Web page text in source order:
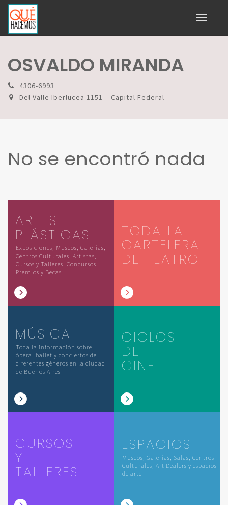
Toggle
OSVALDO MIRANDA
4306-6993
Del Valle Iberlucea 1151 – Capital Federal
No se encontró nada
ARTES
PLÁSTICAS
Exposiciones, Museos, Galerías,
Centros Culturales, Artistas,
Cursos y Talleres, Concursos,
Premios y Becas
TODA LA
CARTELERA
DE TEATRO
MÚSICA
Toda la información sobre
ópera, ballet y conciertos de
diferentes géneros en la ciudad
de Buenos Aires
CICLOS
DE
CINE
CURSOS
Y
TALLERES
ESPACIOS
Museos, Galerías, Salas, Centros
Culturales, Art Dealers y espacios
de arte